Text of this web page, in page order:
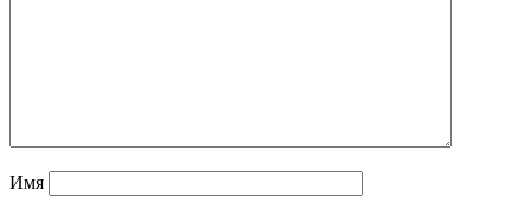
Имя